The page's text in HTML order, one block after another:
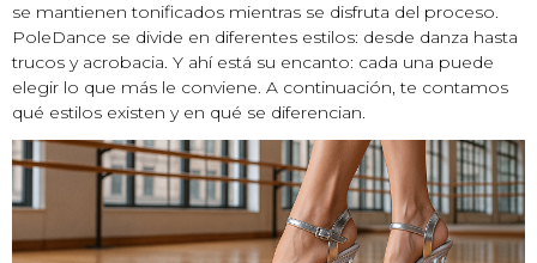
se mantienen tonificados mientras se disfruta del proceso.
PoleDance se divide en diferentes estilos: desde danza hasta
trucos y acrobacia. Y ahí está su encanto: cada una puede
elegir lo que más le conviene. A continuación, te contamos
qué estilos existen y en qué se diferencian.